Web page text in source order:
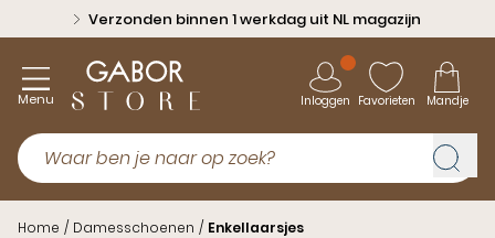
Verzonden binnen 1 werkdag uit NL magazijn
Menu Inloggen Favorieten Mandje
Home / Damesschoenen / Enkellaarsjes